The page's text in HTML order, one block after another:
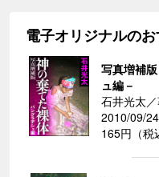
電子オリジナルの
写真増補
ュ編－
石井光太
2010/09/24
165円（税